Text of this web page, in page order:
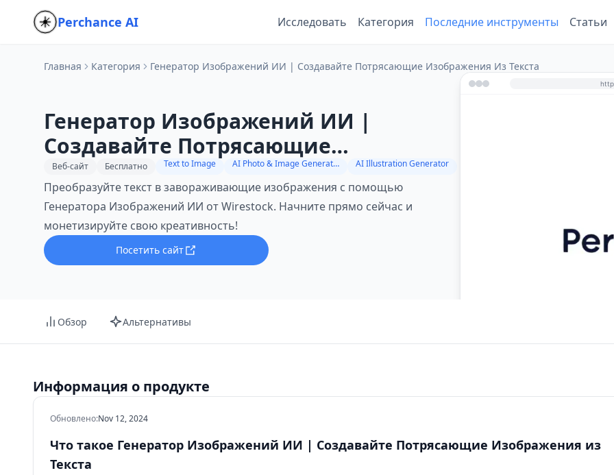
Perchance AI Исследовать Категория Последние инструменты Статьи
Главная Категория Генератор Изображений ИИ | Создавайте Потрясающие Изображения Из Текста
Генератор Изображений ИИ |
Создавайте Потрясающие
Изображения из Текста
Веб-сайт Бесплатно Text to Image AI Photo & Image Generator AI Illustration Generator
Преобразуйте текст в завораживающие изображения с помощью
Генератора Изображений ИИ от Wirestock. Начните прямо сейчас и
монетизируйте свою креативность!
Посетить сайт
Обзор Альтернативы
Информация о продукте
Обновлено:Nov 12, 2024
Что такое Генератор Изображений ИИ | Создавайте Потрясающие Изображения из
Текста